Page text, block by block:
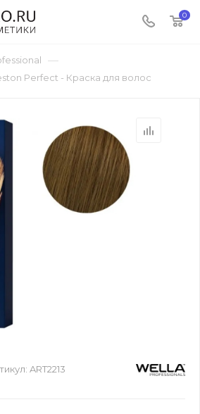
0
—
Perfect - Краска для волос
ART2213